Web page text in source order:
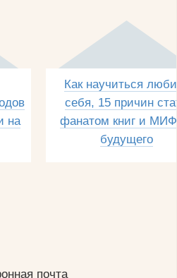
на
Как научиться
себя, 15 причин
фанатом книг и
будущего
почта